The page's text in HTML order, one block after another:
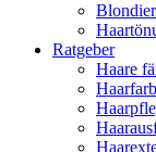
Ratgeber
Haare